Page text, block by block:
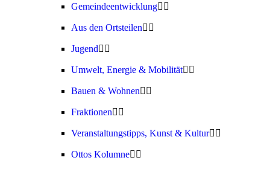
Gemeindeentwicklung
Aus den Ortsteilen
Jugend
Umwelt, Energie & Mobilität
Bauen & Wohnen
Fraktionen
Veranstaltungstipps, Kunst & Kultur
Ottos Kolumne